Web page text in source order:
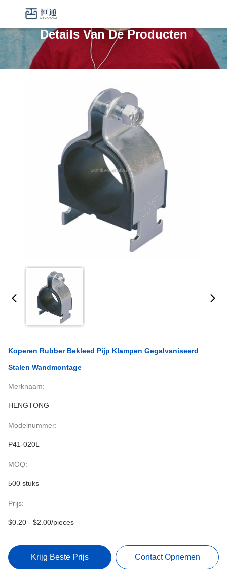
Details Van De Producten
Koperen Rubber Bekleed Pijp Klampen Gegalvaniseerd
Stalen Wandmontage
Merknaam:
HENGTONG
Modelnummer:
P41-020L
MOQ:
500 stuks
Prijs:
$0.20 - $2.00/pieces
Krijg Beste Prijs Contact Opnemen